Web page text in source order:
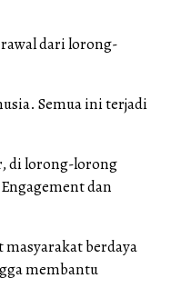
dari lorong-
Semua ini terjadi
di lorong-lorong
dan
berdaya
membantu